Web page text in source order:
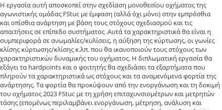
Η εργασία αυτή αποσκοπεί στην σχεδίαση μονοθεσίου οχήματος της
αγωνιστικής ομάδας FStuc με έμφαση (αλλά όχι μόνο) στην εμπρόσθια
και οπίσθια ανάρτηση με βάση τους στόχους σχεδιασμού και τις
απαιτήσεις σε επίπεδο συστήματος .Αυτά τα χαρακτηριστικά θα είναι η
συμπεριφορά σε ανωμαλίες/κυλίσεις, η αύξηση της κύρτωσης, οι γωνίες
κλίσης κύρτωσης/κλίσης κ.λπ. που θα ικανοποιούν τους στόχους των
χαρακτηριστικών δυναμικής του οχήματος. Η διπλωματική εργασία θα
εξάγει τα hardpoints και o φοιτητής θα σχεδιάσει τα εξαρτήματα που
πληρούν τα χαρακτηριστικά ως στόχους και τα αναμενόμενα φορτία της
ανάρτησης. Τα φορτία θα προκύψουν από την ενοργάνωση και τη δοκιμή
του οχήματος 2023 FStuc με τη χρήση επιταχυνσιομέτρων και μετρητών
τάσης (επομένως περιλαμβάνει ενοργάνωση, μέτρηση, ανάλυση και